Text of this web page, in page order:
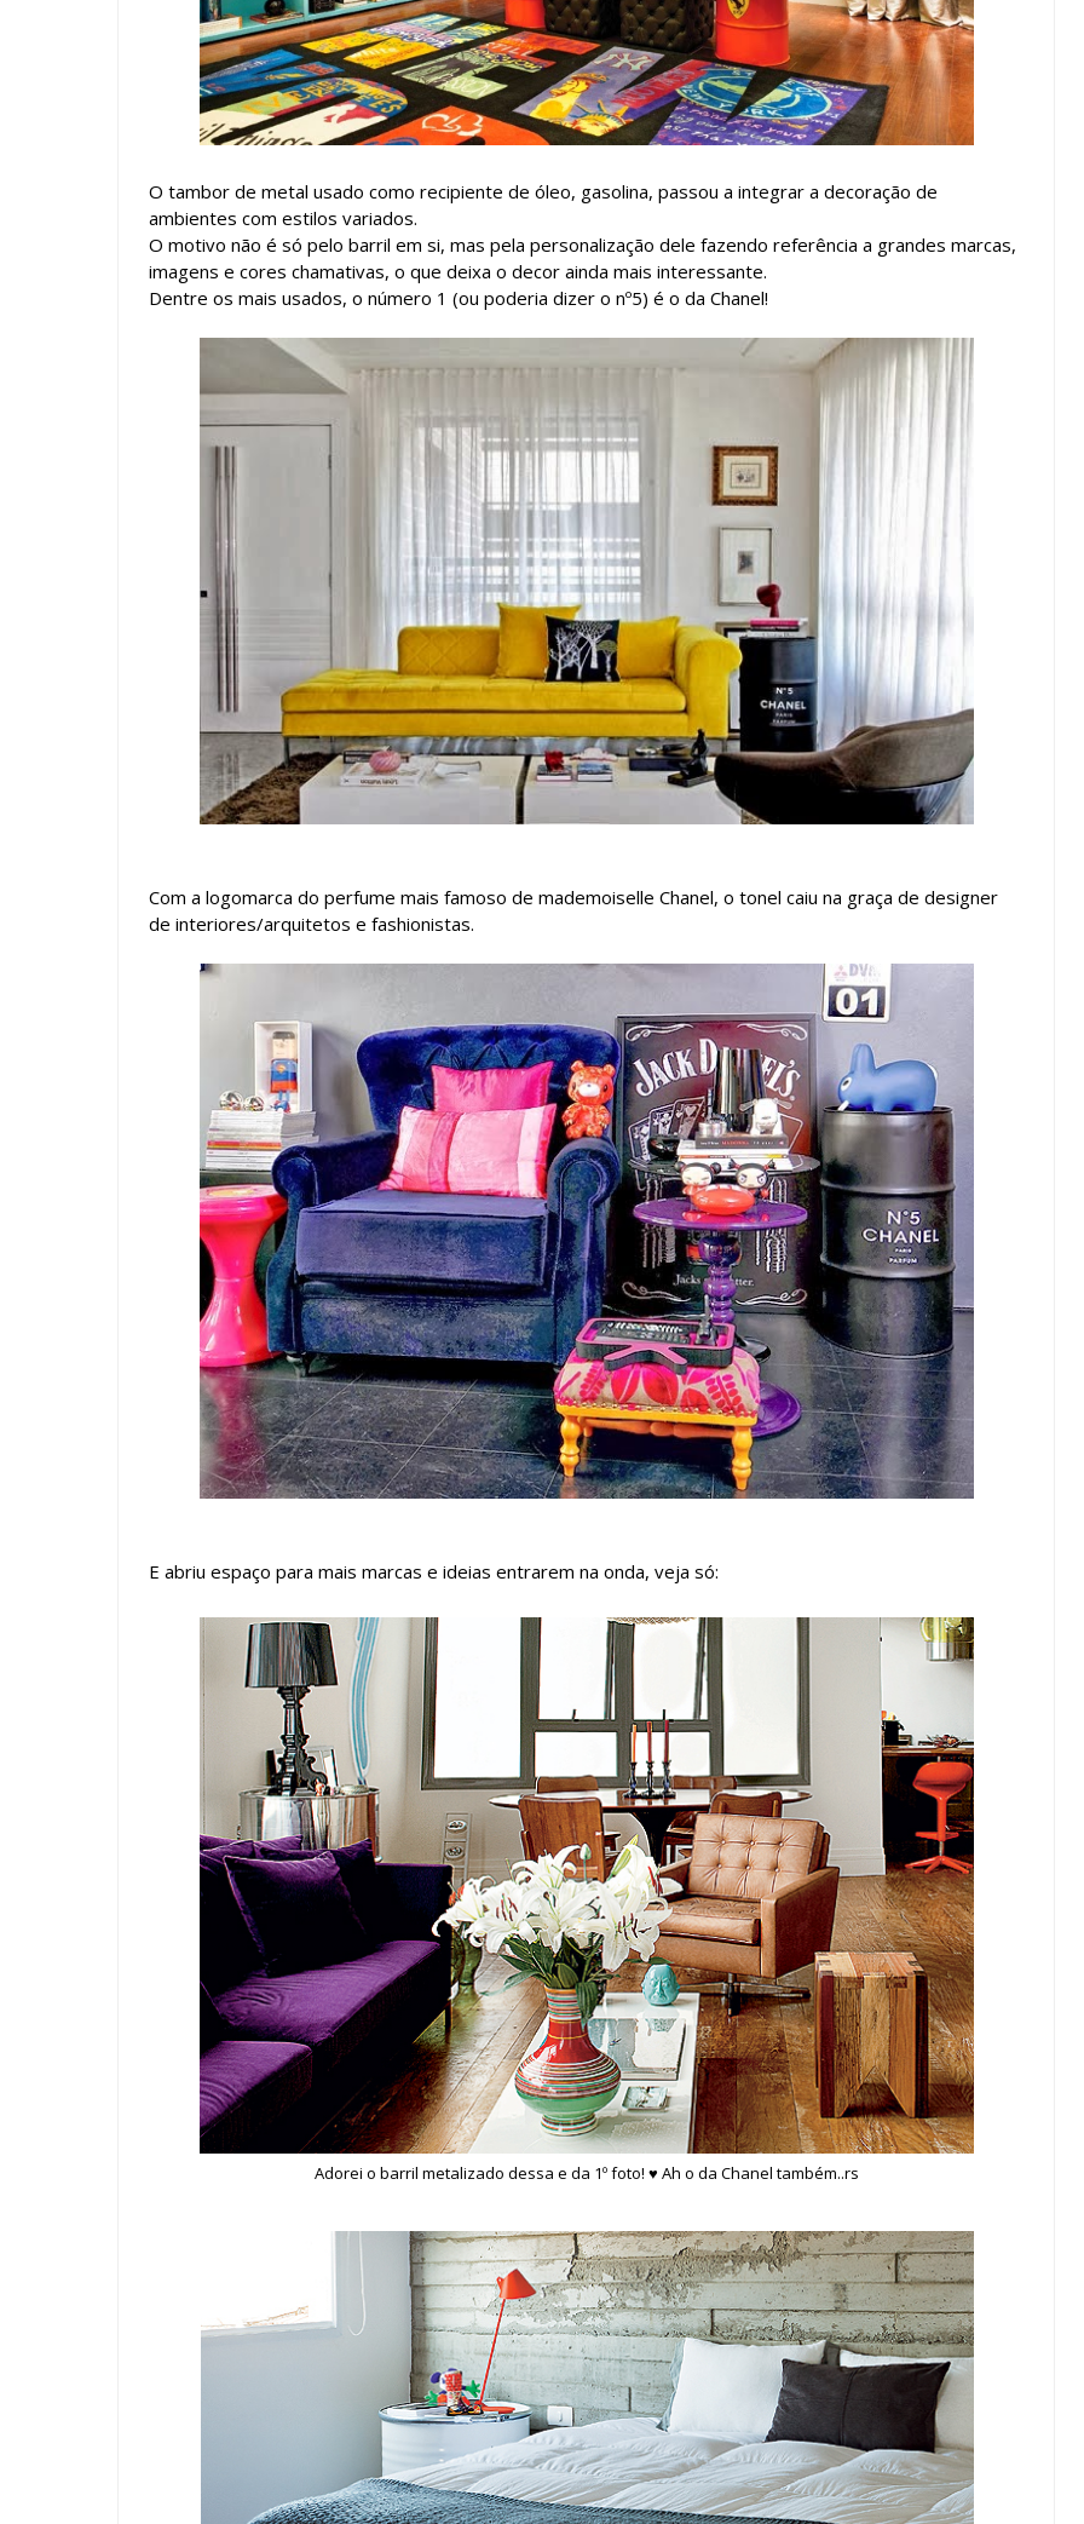
O tambor de metal usado como recipiente de óleo, gasolina, passou a integrar a decoração de
ambientes com estilos variados.
O motivo não é só pelo barril em si, mas pela personalização dele fazendo referência a grandes marcas,
imagens e cores chamativas, o que deixa o decor ainda mais interessante.
Dentre os mais usados, o número 1 (ou poderia dizer o nº5) é o da Chanel!
Com a logomarca do perfume mais famoso de mademoiselle Chanel, o tonel caiu na graça de designer
de interiores/arquitetos e fashionistas.
E abriu espaço para mais marcas e ideias entrarem na onda, veja só:
Adorei o barril metalizado dessa e da 1º foto! ♥ Ah o da Chanel também..rs